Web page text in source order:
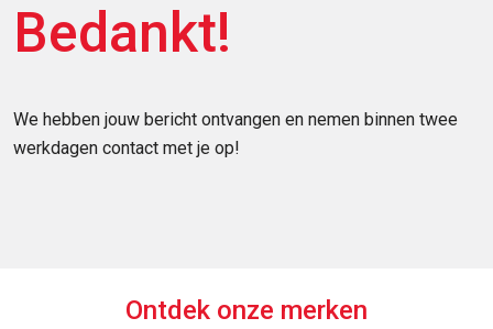
Bedankt!
We hebben jouw bericht ontvangen en nemen binnen twee
werkdagen contact met je op!
Ontdek onze merken